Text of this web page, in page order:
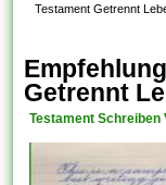
Testament Getrennt
Getrennt
Testament Schreiben